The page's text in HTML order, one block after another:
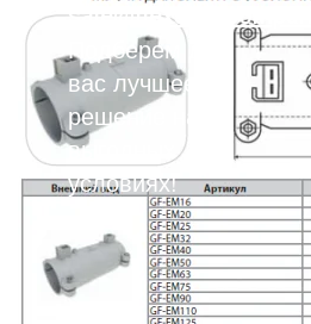
sale@flexalen.company
Подберем для
вас лучшее
решение на
выгодных
условиях!